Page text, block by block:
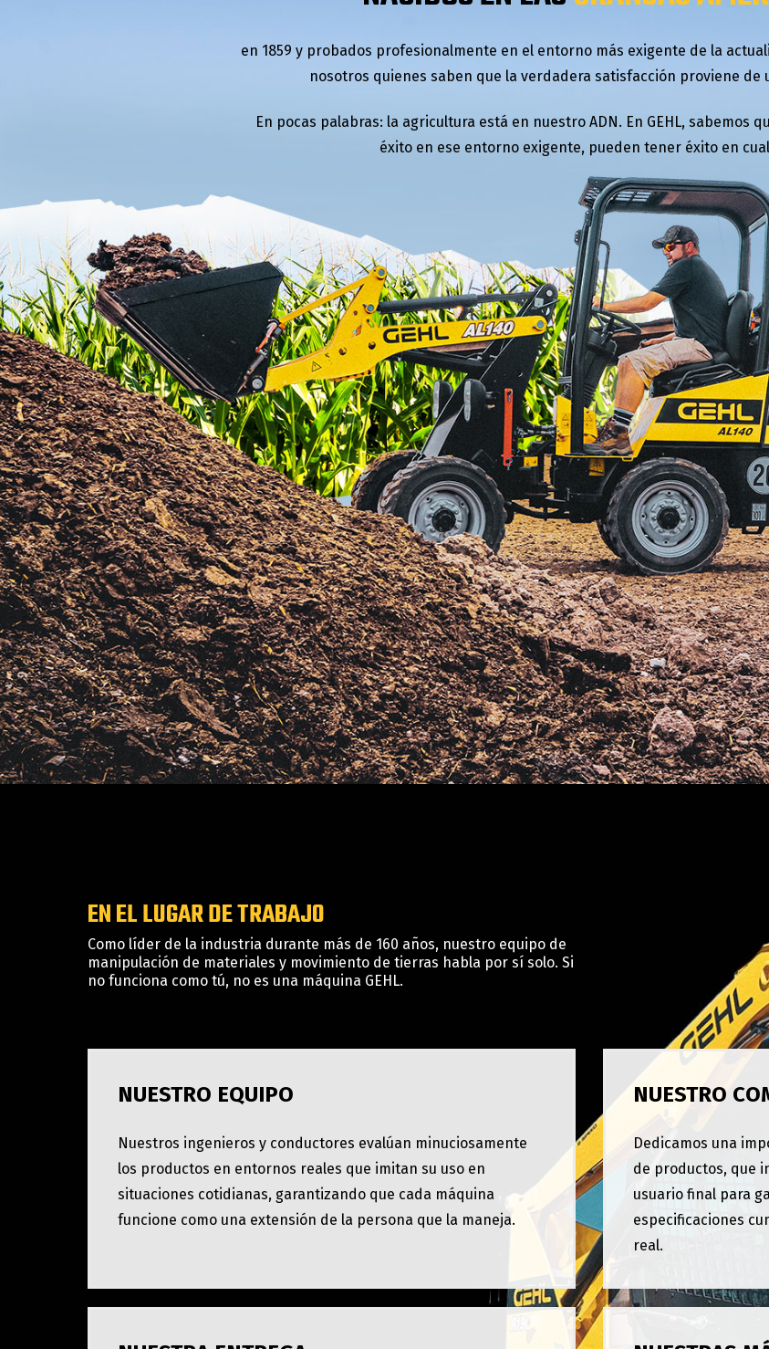
en 1859 y probados profesionalmente en el entorno más exigente de la
nosotros quienes saben que la verdadera satisfacción proviene de
En pocas palabras: la agricultura está en nuestro ADN. En GEHL, sabemos
éxito en ese entorno exigente, pueden tener éxito en
EN EL LUGAR DE TRABAJO
Como líder de la industria durante más de 160 años, nuestro equipo de
manipulación de materiales y movimiento de tierras habla por sí solo. Si
no funciona como tú, no es una máquina GEHL.
NUESTRO EQUIPO
Nuestros ingenieros y conductores evalúan minuciosamente
los productos en entornos reales que imitan su uso en
situaciones cotidianas, garantizando que cada máquina
funcione como una extensión de la persona que la maneja.
NUESTRO
Dedicamos una
de productos, que
usuario final para
especificaciones
real.